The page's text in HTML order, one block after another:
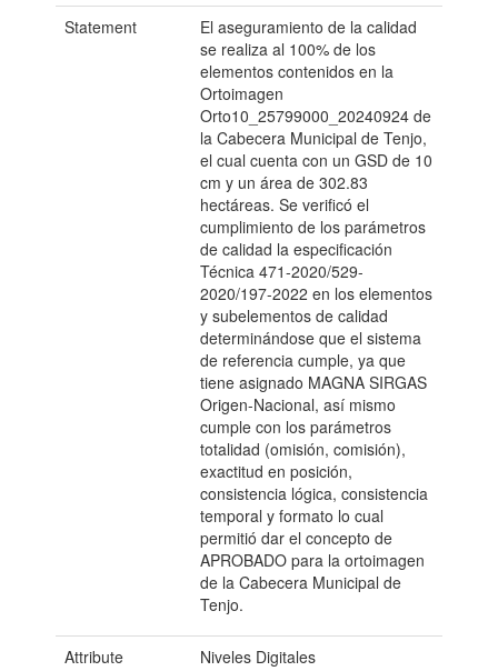
Statement
El aseguramiento de la calidad
se realiza al 100% de los
elementos contenidos en la
Ortoimagen
Orto10_25799000_20240924 de
la Cabecera Municipal de Tenjo,
el cual cuenta con un GSD de 10
cm y un área de 302.83
hectáreas. Se verificó el
cumplimiento de los parámetros
de calidad la especificación
Técnica 471-2020/529-
2020/197-2022 en los elementos
y subelementos de calidad
determinándose que el sistema
de referencia cumple, ya que
tiene asignado MAGNA SIRGAS
Origen-Nacional, así mismo
cumple con los parámetros
totalidad (omisión, comisión),
exactitud en posición,
consistencia lógica, consistencia
temporal y formato lo cual
permitió dar el concepto de
APROBADO para la ortoimagen
de la Cabecera Municipal de
Tenjo.
Attribute
Niveles Digitales